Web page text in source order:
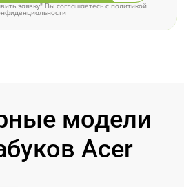
заявку" Вы соглашаетесь cполитикой
модели
Acer